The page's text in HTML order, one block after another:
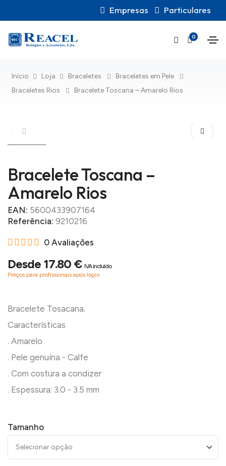
Empresas Particulares
0
Início Loja Braceletes
Braceletes em Pele
Braceletes Rios
Bracelete Toscana – Amarelo Rios
Bracelete Toscana –
Amarelo Rios
EAN: 5600433907164
Referência: 9210216
0 Avaliações
Desde 17.80 € IVA incluído
Preços para profissionais após login
Bracelete Tosacana.
Características
. Amarelo
. Pele genuína - Calfe
. Com costura a condizer
Tamanho